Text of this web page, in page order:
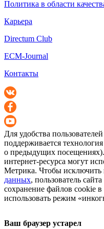
Политика в области
Карьера
Directum Club
ECM-Journal
Контакты
Для удобства пользователей
поддерживается
о предыдущих
интернет-ресурса могут
Метрика. Чтобы исключить
данных, пользователь
сохранение файлов cookie
использовать режим
Ваш браузер устарел